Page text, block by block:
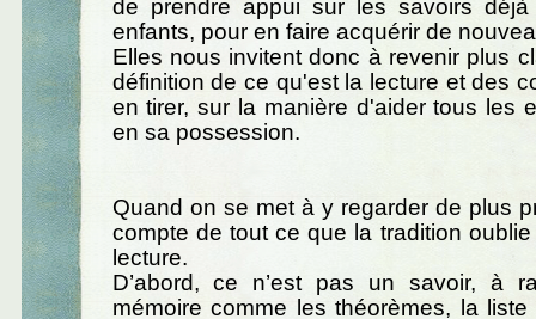
de prendre appui sur les savoirs déjà
enfants, pour en faire acquérir de
Elles nous invitent donc à revenir plus
définition de ce qu'est la lecture et des
en tirer, sur la manière d'aider tous les
en sa possession.
Quand on se met à y regarder de plus
compte de tout ce que la tradition
lecture.
D’abord, ce n’est pas un savoir, à
mémoire comme les théorèmes, la